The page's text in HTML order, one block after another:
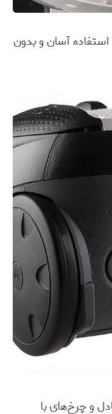
آسان و بدون
و چرخ‌های با